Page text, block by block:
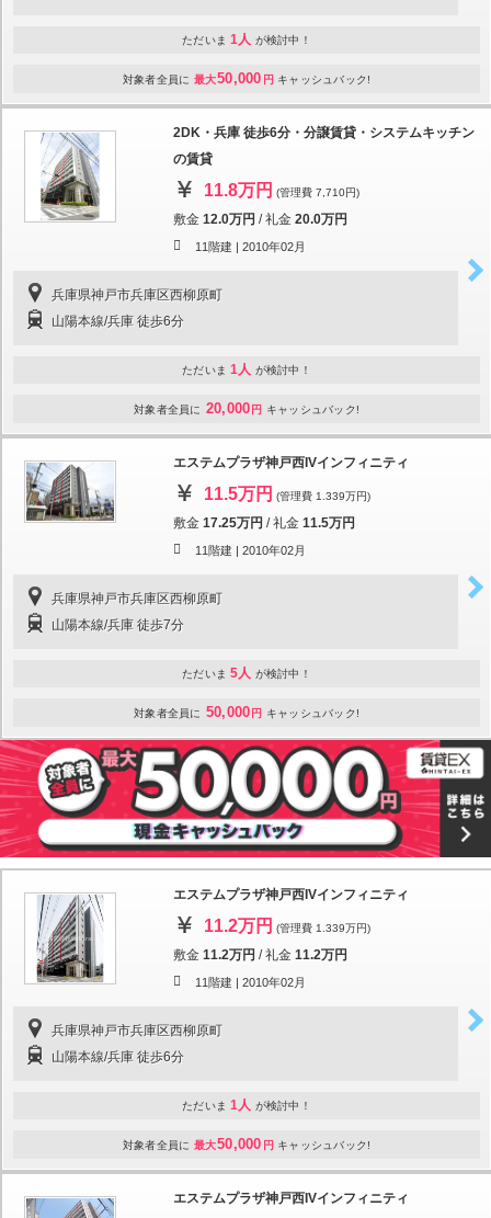
ただいま 1人 が検討中！
対象者全員に 最大50,000 円 キャッシュバック!
2DK・兵庫 徒歩6分・分譲賃貸・システムキッチン
の賃貸
11.8万円 (管理費 7,710円)
敷金 12.0万円 /礼金 20.0万円
11階建 | 2010年02月
兵庫県神戸市兵庫区西柳原町
山陽本線/兵庫 徒歩6分
ただいま 1人 が検討中！
対象者全員に 20,000 円 キャッシュバック!
エステムプラザ神戸西IVインフィニティ
11.5万円 (管理費 1.339万円)
敷金 17.25万円 /礼金 11.5万円
11階建 | 2010年02月
兵庫県神戸市兵庫区西柳原町
山陽本線/兵庫 徒歩7分
ただいま 5人 が検討中！
対象者全員に 50,000 円 キャッシュバック!
エステムプラザ神戸西IVインフィニティ
11.2万円 (管理費 1.339万円)
敷金 11.2万円 /礼金 11.2万円
11階建 | 2010年02月
兵庫県神戸市兵庫区西柳原町
山陽本線/兵庫 徒歩6分
ただいま 1人 が検討中！
対象者全員に 最大50,000 円 キャッシュバック!
エステムプラザ神戸西IVインフィニティ